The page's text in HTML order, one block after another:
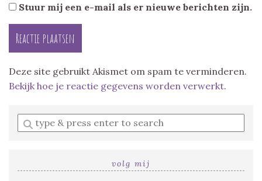
Stuur mij een e-mail als er nieuwe berichten zijn.
Deze site gebruikt Akismet om spam te verminderen.
Bekijk hoe je reactie gegevens worden verwerkt.
Enter
a
volg mij